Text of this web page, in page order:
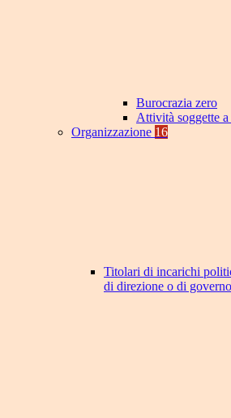
Burocrazia zero
Attività soggette
Organizzazione 16
Titolari di incarichi
di direzione o di governo